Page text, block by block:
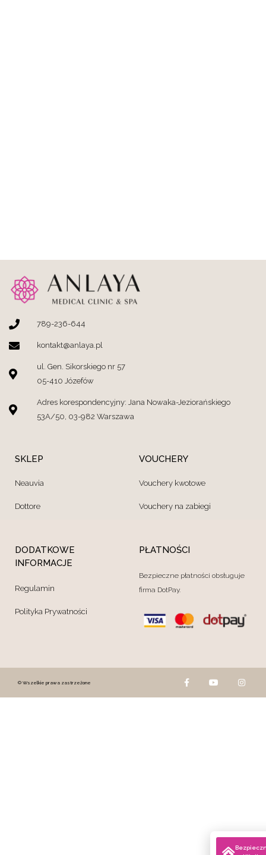
789-236-644
kontakt@anlaya.pl
ul. Gen. Sikorskiego nr 57
05-410 Józefów
Adres korespondencyjny: Jana Nowaka-Jeziorańskiego
53A/50, 03-982 Warszawa
SKLEP
Neauvia
Dottore
VOUCHERY
Vouchery kwotowe
Vouchery na zabiegi
DODATKOWE
INFORMACJE
Regulamin
Polityka Prywatności
PŁATNOŚCI
Bezpieczne płatności obsługuje
firma DotPay.
© Wszelkie prawa zastrzeżone